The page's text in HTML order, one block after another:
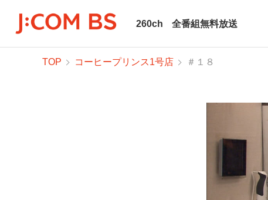
260ch 全番組無料放送
TOP コーヒープリンス1号店 ＃１８